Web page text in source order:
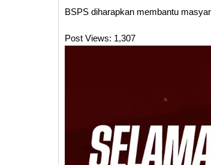
BSPS diharapkan membantu
Post Views: 1,307